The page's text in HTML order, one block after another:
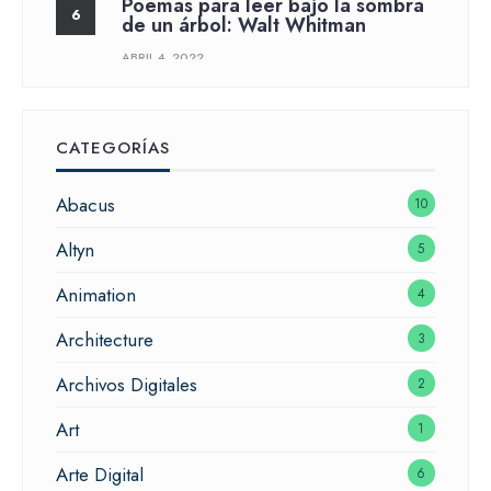
de un árbol: Walt Whitman
ABRIL 4, 2022
CATEGORÍAS
Abacus 10
Altyn 5
Animation 4
Architecture 3
Archivos Digitales 2
Art 1
Arte Digital 6